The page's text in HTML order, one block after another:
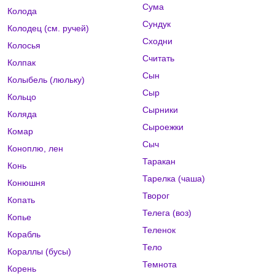
Колода
Колодец (см. ручей)
Колосья
Колпак
Колыбель (люльку)
Кольцо
Коляда
Комар
Коноплю, лен
Конь
Конюшня
Копать
Копье
Корабль
Кораллы (бусы)
Корень
Сума
Сундук
Сходни
Считать
Сын
Сыр
Сырники
Сыроежки
Сыч
Таракан
Тарелка (чаша)
Творог
Телега (воз)
Теленок
Тело
Темнота